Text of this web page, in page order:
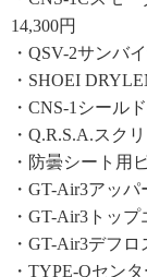
14,300円
・QSV-2サンバ
・SHOEI
・CNS-1シール
・Q.R.S.A.スク
・防曇シート用
・GT-Air3アッ
・GT-Air3トッ
・GT-Air3デフ
・TYPE-Qセン